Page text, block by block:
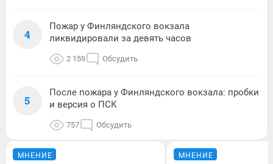
4
Пожар у Финляндского вокзала
ликвидировали за девять часов
2 159 Обсудить
5
После пожара у Финляндского вокзала: пробки
и версия о ПСК
757 Обсудить
МНЕНИЕ МНЕНИЕ